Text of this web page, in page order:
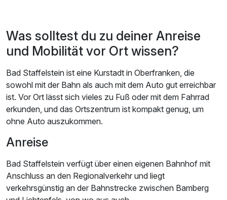
Was solltest du zu deiner Anreise
und Mobilität vor Ort wissen?
Bad Staffelstein ist eine Kurstadt in Oberfranken, die
sowohl mit der Bahn als auch mit dem Auto gut erreichbar
ist. Vor Ort lässt sich vieles zu Fuß oder mit dem Fahrrad
erkunden, und das Ortszentrum ist kompakt genug, um
ohne Auto auszukommen.
Anreise
Bad Staffelstein verfügt über einen eigenen Bahnhof mit
Anschluss an den Regionalverkehr und liegt
verkehrsgünstig an der Bahnstrecke zwischen Bamberg